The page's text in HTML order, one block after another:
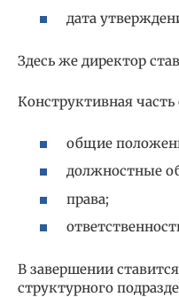
дата
Здесь же директор
Конструктивная часть
общие
должностные
права;
В завершении
структурного